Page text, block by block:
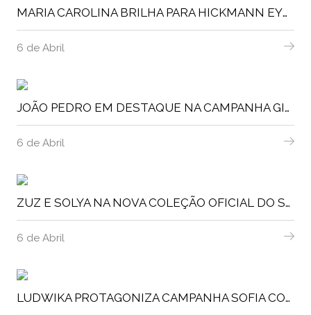
MARIA CAROLINA BRILHA PARA HICKMANN EYEWEAR
6 de Abril
JOÃO PEDRO EM DESTAQUE NA CAMPANHA GIOVANNI GALLI
6 de Abril
ZUZ E SOLYA NA NOVA COLEÇÃO OFICIAL DO SLB
6 de Abril
LUDWIKA PROTAGONIZA CAMPANHA SOFIA COSTA